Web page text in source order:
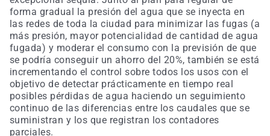
forma gradual la presión del agua que se inyecta en
las redes de toda la ciudad para minimizar las fugas (a
más presión, mayor potencialidad de cantidad de agua
fugada) y moderar el consumo con la previsión de que
se podría conseguir un ahorro del 20%, también se está
incrementando el control sobre todos los usos con el
objetivo de detectar prácticamente en tiempo real
posibles pérdidas de agua haciendo un seguimiento
continuo de las diferencias entre los caudales que se
suministran y los que registran los contadores
parciales.